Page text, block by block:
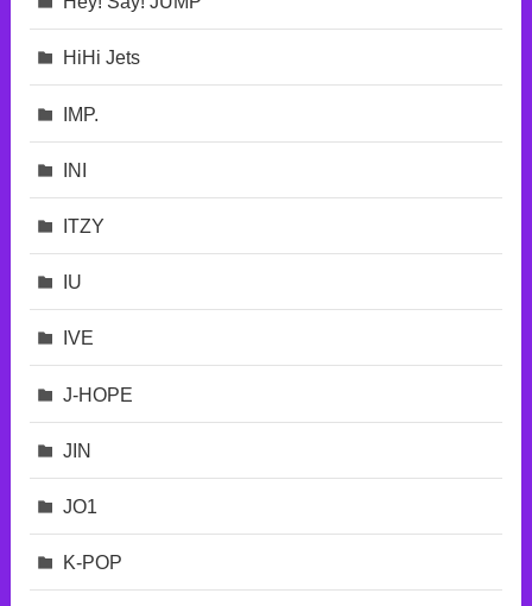
HiHi Jets
IMP.
INI
ITZY
IU
IVE
J-HOPE
JIN
JO1
K-POP